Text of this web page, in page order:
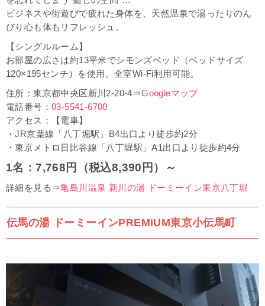
ビジネスや街遊びで疲れた身体を、天然温泉で湯ったりのん
びり心も体もリフレッシュ。
【シングルルーム】
お部屋の広さは約13平米でシモンズベッド（ベッドサイズ
120×195センチ）を使用。全室Wi-Fi利用可能。
住所：東京都中央区新川2-20-4⇒Googleマップ
電話番号： 03-5541-6700
アクセス：【電車】
・JR京葉線「八丁堀駅」B4出口より徒歩約2分
・東京メトロ日比谷線「八丁堀駅」A1出口より徒歩約4分
1名：7,768円（税込8,390円）～
詳細を見る⇒亀島川温泉 新川の湯 ドーミーイン東京八丁堀
伝馬の湯 ドーミーインPREMIUM東京小伝馬町